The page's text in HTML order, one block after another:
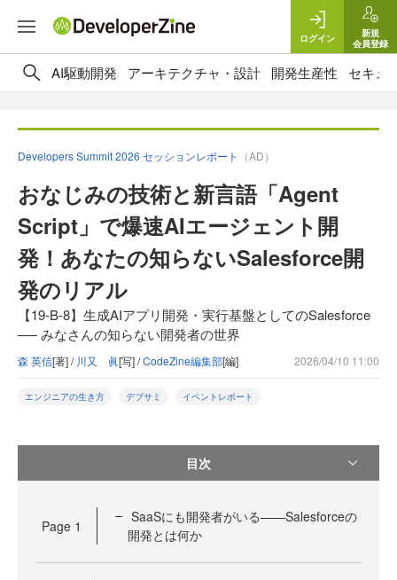
ログイン
新規
会員登録
AI駆動開発 アーキテクチャ・設計 開発生産性 セキュ
Developers Summit 2026 セッションレポート （AD）
おなじみの技術と新言語「Agent
Script」で爆速AIエージェント開
発！あなたの知らないSalesforce開
発のリアル
【19-B-8】生成AIアプリ開発・実行基盤としてのSalesforce
── みなさんの知らない開発者の世界
森 英信[著] / 川又 眞[写] /CodeZine編集部[編] 2026/04/10 11:00
エンジニアの生き方 デブサミ イベントレポート
目次
Page 1
SaaSにも開発者がいる——Salesforceの
開発とは何か